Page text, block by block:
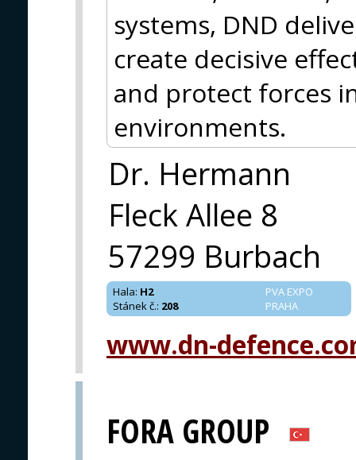
systems, DND
create decisive
and protect forces
environments.
Dr. Hermann
Fleck Allee 8
57299 Burbach
PVA EXPO
PRAHA
Hala: H2
Stánek č.: 208
www.dn-
FORA GROUP